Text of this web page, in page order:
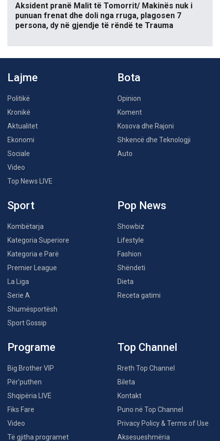
Aksident pranë Malit të Tomorrit/ Makinës nuk i
punuan frenat dhe doli nga rruga, plagosen 7
persona, dy në gjendje të rëndë te Trauma
Lajme
Politikë
Kronikë
Aktualitet
Ekonomi
Sociale
Video
Top News LIVE
Bota
Opinion
Koment
Kosova dhe Rajoni
Shkencë dhe Teknologji
Auto
Sport
Kombëtarja
Kategoria Superiore
Kategoria e Parë
Premier League
La Liga
Serie A
Shumësportësh
Sport Gossip
Pop News
Showbiz
Lifestyle
Fashion
Shëndeti
Dieta
Receta gatimi
Programe
Big Brother VIP
Për’puthen
Shqipëria LIVE
Fiks Fare
Video
Të gjitha programet
Top Channel
Rreth Top Channel
Bileta
Kontakt
Puno në Top Channel
Privacy Policy & Terms of Use
Aksesueshmëria